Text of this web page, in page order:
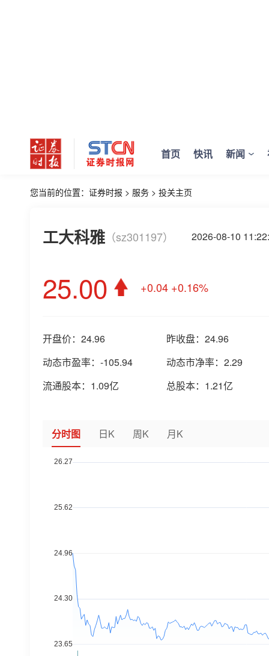
首页 快讯 新闻
您当前的位置： 证券时报 > 服务 > 投关主页
工大科雅 （sz301197） 2026-08-10
25.00 +0.04 +0.16%
开盘价： 24.96 昨收盘： 24.96
动态市盈率： -105.94 动态市净率： 2.29
流通股本： 1.09亿 总股本： 1.21亿
分时图 日K 周K 月K